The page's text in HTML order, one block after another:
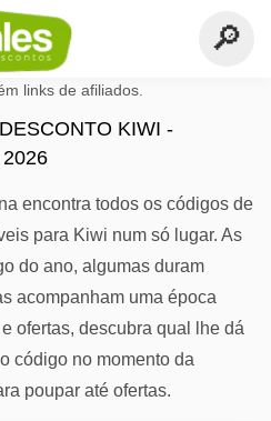
links de afiliados.
KIWI -
encontra todos os códigos de
para Kiwi num só lugar. As
do ano, algumas duram
acompanham uma época
ofertas, descubra qual lhe dá
código no momento da
poupar até ofertas.